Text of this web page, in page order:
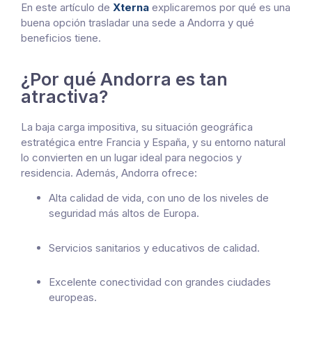
En este artículo de Xterna explicaremos por qué es una
buena opción trasladar una sede a Andorra y qué
beneficios tiene.
¿Por qué Andorra es tan
atractiva?
La baja carga impositiva, su situación geográfica
estratégica entre Francia y España, y su entorno natural
lo convierten en un lugar ideal para negocios y
residencia. Además, Andorra ofrece:
Alta calidad de vida, con uno de los niveles de
seguridad más altos de Europa.
Servicios sanitarios y educativos de calidad.
Excelente conectividad con grandes ciudades
europeas.